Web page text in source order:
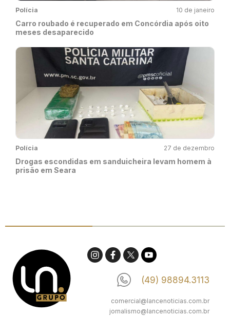
Polícia 10 de janeiro
Carro roubado é recuperado em Concórdia após oito
meses desaparecido
Polícia 27 de dezembro
Drogas escondidas em sanduicheira levam homem à
prisão em Seara
(49) 98894.3113
comercial@lancenoticias.com.br
jornalismo@lancenoticias.com.br